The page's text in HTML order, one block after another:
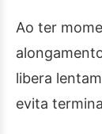
Ao ter
libera
evita